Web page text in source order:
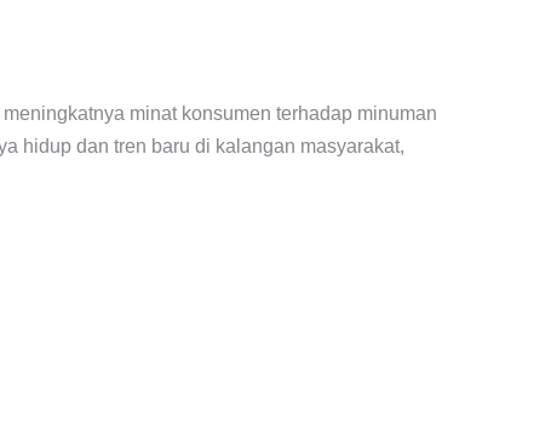
minat konsumen terhadap minuman
hidup dan tren baru di kalangan masyarakat,